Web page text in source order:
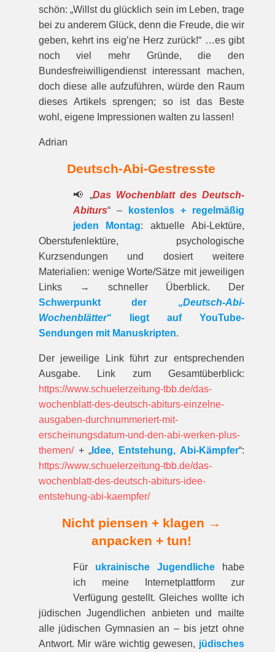
schön: „Willst du glücklich sein im Leben, trage
bei zu anderem Glück, denn die Freude, die wir
geben, kehrt ins eig’ne Herz zurück!“ …es gibt
noch viel mehr Gründe, die den
Bundesfreiwilligendienst interessant machen,
doch diese alle aufzuführen, würde den Raum
dieses Artikels sprengen; so ist das Beste
wohl, eigene Impressionen walten zu lassen!
Adrian
Deutsch-Abi-Gestresste
📢 „Das Wochenblatt des Deutsch-
Abiturs“ –
kostenlos + regelmäßig
jeden Montag: aktuelle Abi-Lektüre,
Oberstufenlektüre, psychologische
Kurzsendungen und dosiert weitere
Materialien: wenige Worte/Sätze mit jeweiligen
Links → schneller Überblick. Der
Schwerpunkt der „Deutsch-Abi-
Wochenblätter“ liegt auf YouTube-
Sendungen mit Manuskripten.
Der jeweilige Link führt zur entspre­chenden
Ausgabe. Link zum Gesamt­über­blick:
https://www.schuelerzeitung-tbb.de/das-
wochenblatt-des-deutsch-abiturs-einzelne-
ausgaben-durchnummeriert-mit-
erscheinungsdatum-und-den-abi-werken-plus-
themen/+ „ Idee, Entstehung, Abi-Kämpfer“:
https://www.schuelerzeitung-tbb.de/das-
wochenblatt-des-deutsch-abiturs-idee-
entstehung-abi-kaempfer/
Nicht piensen + klagen →
anpacken + tun!
Für ukrainische Jugendlichehabe
ich meine Internetplattform zur
Verfügung gestellt. Gleiches wollte ich
jüdischen Jugendlichen anbieten und mailte
alle jüdischen Gymnasien an – bis jetzt ohne
Antwort. Mir wäre wichtig gewesen, jüdisches